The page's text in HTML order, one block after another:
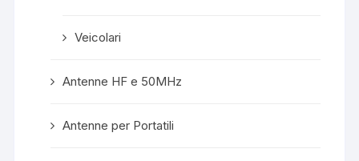
Veicolari
Antenne HF e 50MHz
Antenne per Portatili